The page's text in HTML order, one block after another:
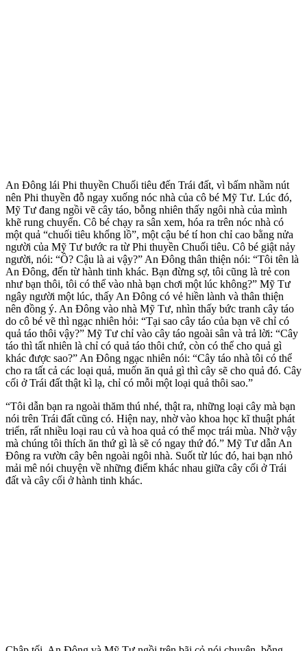
An Đông lái Phi thuyền Chuối tiêu đến Trái đất, vì bấm nhầm nút
nên Phi thuyền đỗ ngay xuống nóc nhà của cô bé Mỹ Tư. Lúc đó,
Mỹ Tư đang ngồi vẽ cây táo, bỗng nhiên thấy ngôi nhà của mình
khẽ rung chuyển. Cô bé chạy ra sân xem, hóa ra trên nóc nhà có
một quả “chuối tiêu khổng lồ”, một cậu bé tí hon chỉ cao bằng nửa
người của Mỹ Tư bước ra từ Phi thuyền Chuối tiêu. Cô bé giật nảy
người, nói: “Ồ? Cậu là ai vậy?” An Đông thân thiện nói: “Tôi tên là
An Đông, đến từ hành tinh khác. Bạn đừng sợ, tôi cũng là trẻ con
như bạn thôi, tôi có thể vào nhà bạn chơi một lúc không?” Mỹ Tư
ngây người một lúc, thấy An Đông có vẻ hiền lành và thân thiện
nên đồng ý. An Đông vào nhà Mỹ Tư, nhìn thấy bức tranh cây táo
do cô bé vẽ thì ngạc nhiên hỏi: “Tại sao cây táo của bạn vẽ chỉ có
quả táo thôi vậy?” Mỹ Tư chỉ vào cây táo ngoài sân và trả lời: “Cây
táo thì tất nhiên là chỉ có quả táo thôi chứ, còn có thể cho quả gì
khác được sao?” An Đông ngạc nhiên nói: “Cây táo nhà tôi có thể
cho ra tất cả các loại quả, muốn ăn quả gì thì cây sẽ cho quả đó. Cây
cối ở Trái đất thật kì lạ, chỉ có mỗi một loại quả thôi sao.”
“Tôi dẫn bạn ra ngoài thăm thú nhé, thật ra, những loại cây mà bạn
nói trên Trái đất cũng có. Hiện nay, nhờ vào khoa học kĩ thuật phát
triển, rất nhiều loại rau củ và hoa quả có thể mọc trái mùa. Nhờ vậy
mà chúng tôi thích ăn thứ gì là sẽ có ngay thứ đó.” Mỹ Tư dẫn An
Đông ra vườn cây bên ngoài ngôi nhà. Suốt từ lúc đó, hai bạn nhỏ
mải mê nói chuyện về những điểm khác nhau giữa cây cối ở Trái
đất và cây cối ở hành tinh khác.